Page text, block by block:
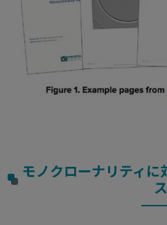
モノクローナリティ
ス